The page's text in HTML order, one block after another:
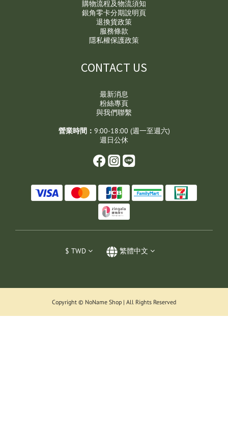
購物流程及物流須知
銀角零卡分期說明頁
退換貨政策
服務條款
隱私權保護政策
CONTACT US
最新消息
粉絲專頁
與我們聯繫
營業時間： 9:00-18:00 (週一至週六)
週日公休
$ TWD 繁體中文
Copyright © NoName Shop | All Rights Reserved